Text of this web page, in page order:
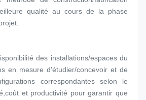
qualité au cours de la phase
des installations/espaces du
en mesure d'étudier/concevoir et de
correspondantes selon le
et productivité pour garantir que